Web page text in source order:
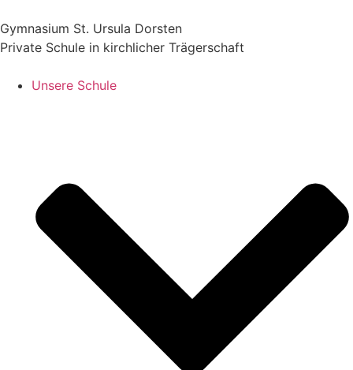
Gymnasium St. Ursula Dorsten
Private Schule in kirchlicher Trägerschaft
Unsere Schule